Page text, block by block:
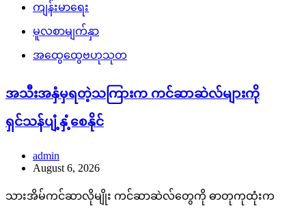
ကျန်းမာရေး
မူလစာမျက်နှာ
အထွေထွေဗဟုသုတ
အသီးအနှံမှရတဲ့သကြားက ကင်ဆာဆဲလ်များကို
ရှင်သန်ပျံ့နှံ့စေနိုင်
admin
August 6, 2026
သားအိမ်ကင်ဆာလိုမျိုး ကင်ဆာဆဲလ်တွေကို ဓာတုကုထုံးက